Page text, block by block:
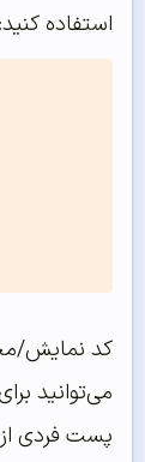
استفاده کنید:
کد نمایش/
می‌توانید
پست فردی از